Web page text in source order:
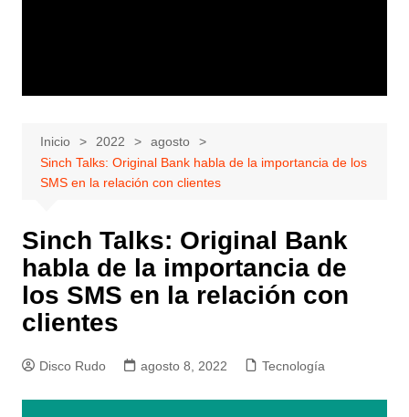
Inicio 2022
agosto
Sinch Talks: Original Bank habla de la importancia de los
SMS en la relación con clientes
Sinch Talks: Original Bank
habla de la importancia de
los SMS en la relación con
clientes
Disco Rudo agosto 8, 2022 Tecnología